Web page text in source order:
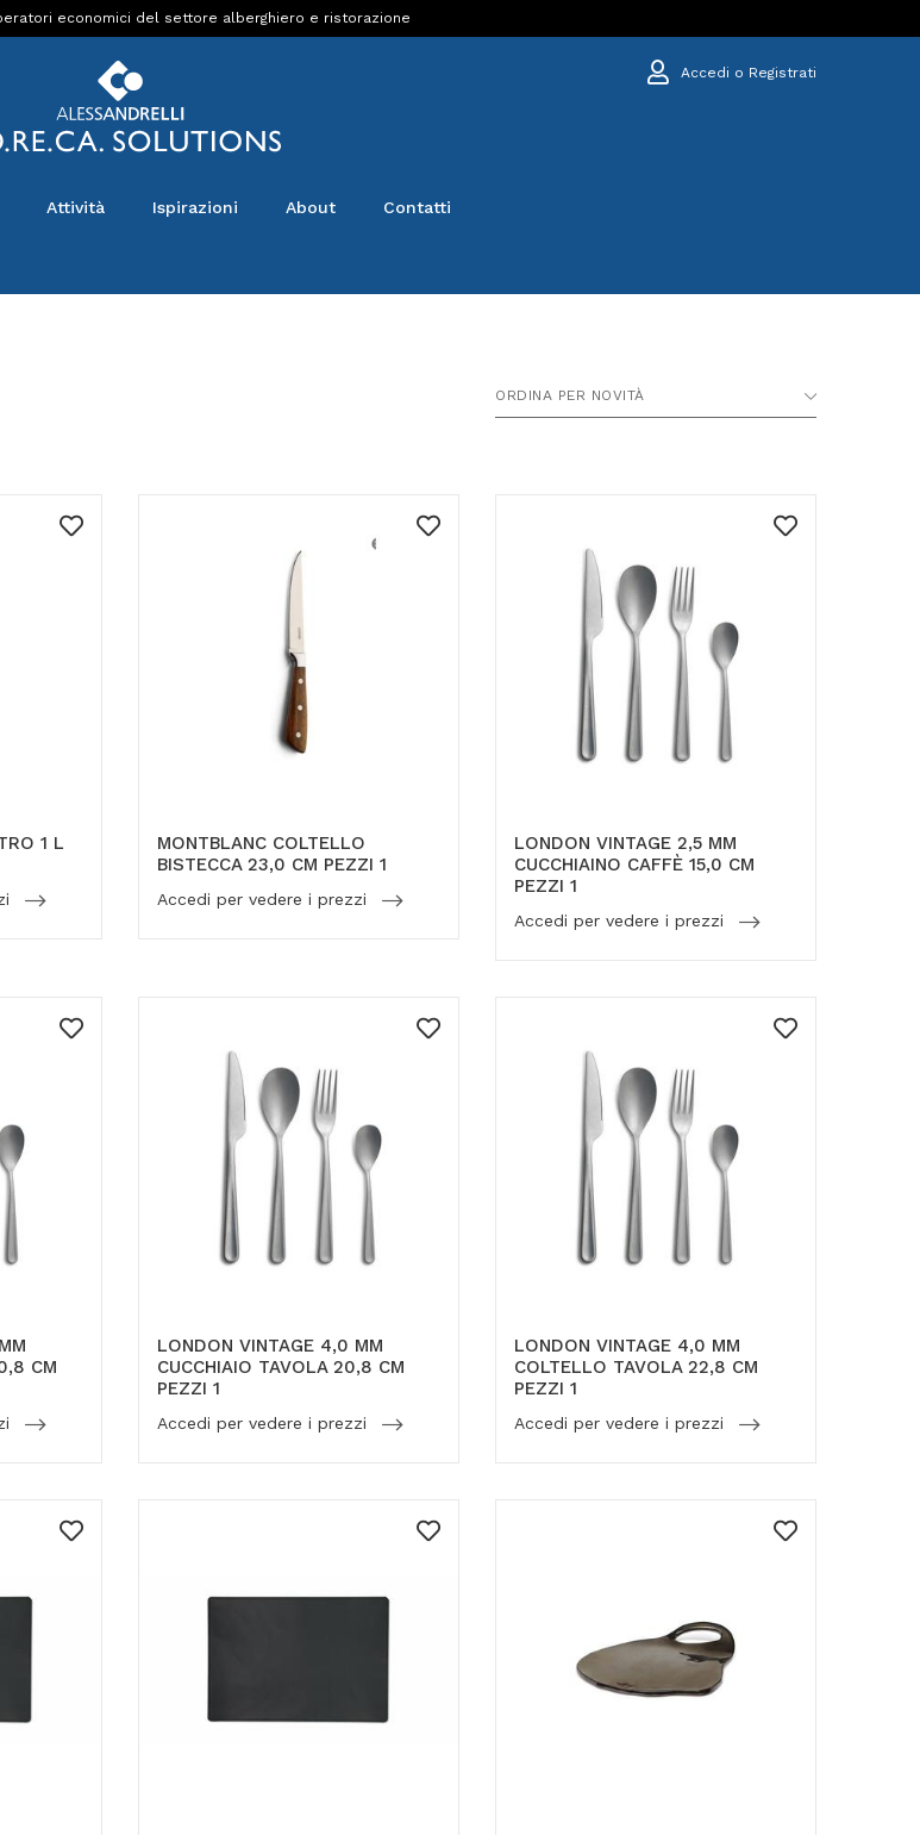
economici del settore alberghiero e ristorazione
Accedi o Registrati
Attività Ispirazioni About Contatti
ORDINA PER NOVITÀ
1 L
MONTBLANC COLTELLO
BISTECCA 23,0 CM PEZZI 1
Accedi per vedere i prezzi
LONDON VINTAGE 2,5 MM
CUCCHIAINO CAFFÈ 15,0 CM
PEZZI 1
Accedi per vedere i prezzi
CM
LONDON VINTAGE 4,0 MM
CUCCHIAIO TAVOLA 20,8 CM
PEZZI 1
Accedi per vedere i prezzi
LONDON VINTAGE 4,0 MM
COLTELLO TAVOLA 22,8 CM
PEZZI 1
Accedi per vedere i prezzi